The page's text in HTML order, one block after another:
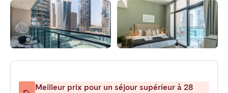
Meilleur prix pour un séjour supérieur à 28